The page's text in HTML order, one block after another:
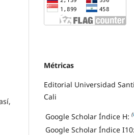
Métricas
Editorial Universidad
Cali
Google Scholar Índice H: (
Google Scholar Índice I10: